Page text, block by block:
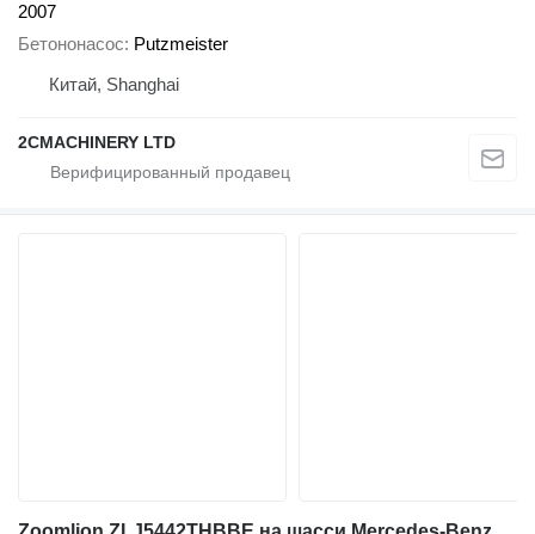
2007
Бетононасос Putzmeister
Китай, Shanghai
2CMACHINERY LTD